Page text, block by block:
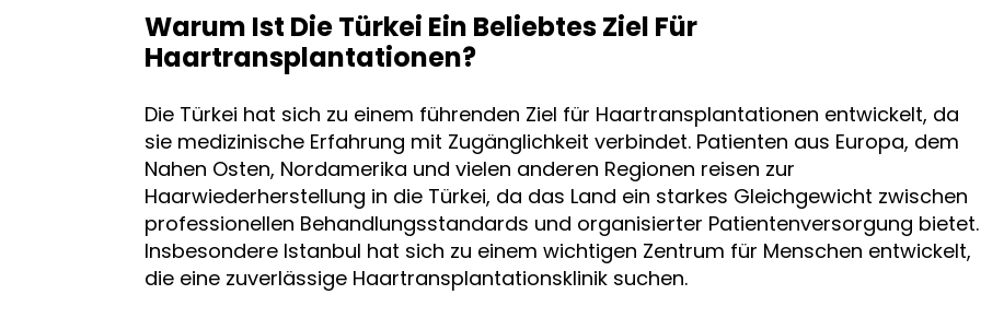
Warum Ist Die Türkei Ein Beliebtes Ziel Für
Haartransplantationen?
Die Türkei hat sich zu einem führenden Ziel für Haartransplantationen entwickelt, da
sie medizinische Erfahrung mit Zugänglichkeit verbindet. Patienten aus Europa, dem
Nahen Osten, Nordamerika und vielen anderen Regionen reisen zur
Haarwiederherstellung in die Türkei, da das Land ein starkes Gleichgewicht zwischen
professionellen Behandlungsstandards und organisierter Patientenversorgung bietet.
Insbesondere Istanbul hat sich zu einem wichtigen Zentrum für Menschen entwickelt,
die eine zuverlässige Haartransplantationsklinik suchen.